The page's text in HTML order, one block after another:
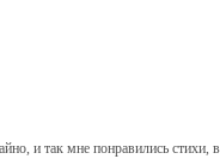
и так мне понравились стихи,